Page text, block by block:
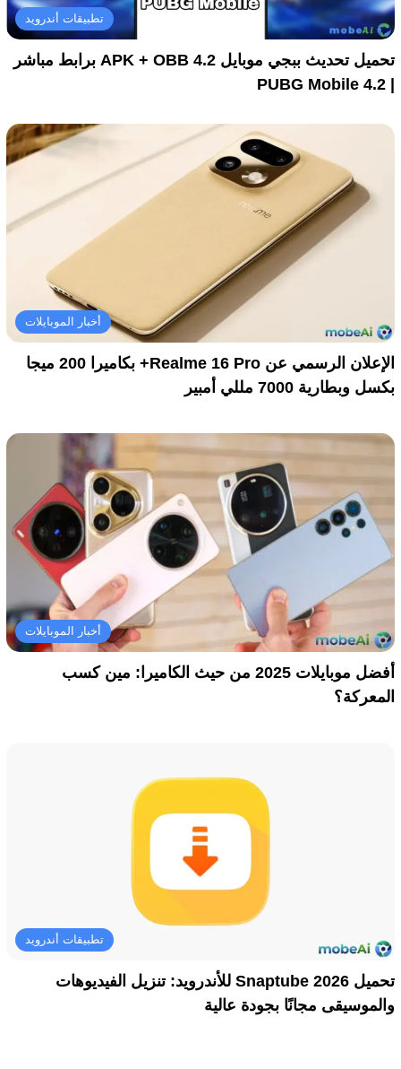
تطبيقات أندرويد
تحميل تحديث ببجي موبايل 4.2 APK + OBB برابط مباشر
أخبار الموبايلات
الإعلان الرسمي عن Realme 16 Pro+ بكاميرا 200 ميجا
بكسل وبطارية 7000 مللي أمبير
أخبار الموبايلات
أفضل موبايلات 2025 من حيث الكاميرا: مين كسب
المعركة؟
تطبيقات أندرويد
تحميل Snaptube 2026 للأندرويد: تنزيل الفيديوهات
والموسيقى مجانًا بجودة عالية